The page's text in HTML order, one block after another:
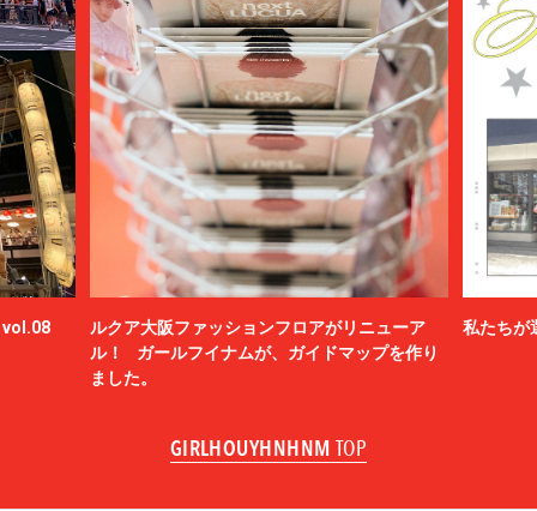
vol.08
ルクア大阪ファッションフロアがリニューア
ル！ ガールフイナムが、ガイドマップを作り
ました。
私たちが
GIRLHOUYHNHNM TOP